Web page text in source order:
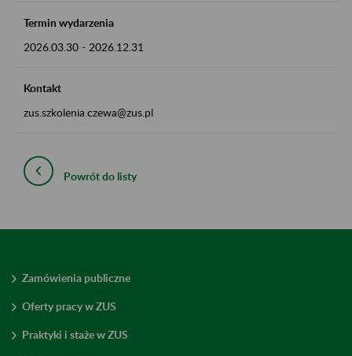
Termin wydarzenia
2026.03.30 - 2026.12.31
Kontakt
zus.szkolenia.czewa@zus.pl
Powrót do listy
Zamówienia publiczne
Oferty pracy w ZUS
Praktyki i staże w ZUS